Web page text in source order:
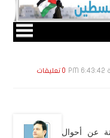
0 تعليقات
عن أحوال